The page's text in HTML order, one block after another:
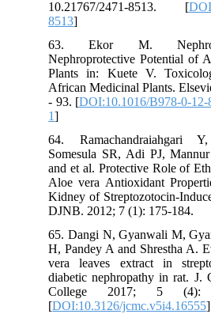
10.21767/2471-8513. [
8513
63. Ekor M.
Nephroprotective Potential
Plants in: Kuete V.
African Medicinal Plants.
- 93. [DOI:10.1016/B978-0-
64.
Somesula SR, Adi PJ,
and et al. Protective Role
Aloe vera Antioxidant
Kidney of Streptozotocin-
DJNB. 2012; 7 (1): 175-184.
65. Dangi N, Gyanwali M,
H, Pandey A and Shrestha
vera leaves extract in
diabetic nephropathy in
College 2017; 5
[DOI:10.3126/